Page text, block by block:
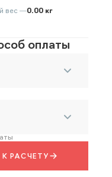
вес —0.00 кг
оплаты
К РАСЧЕТУ